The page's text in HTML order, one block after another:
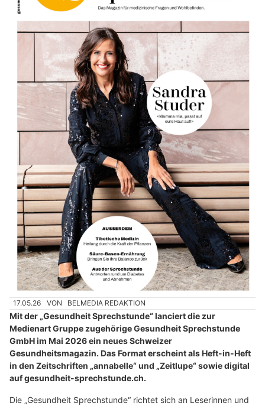
17.05.26 VON BELMEDIA REDAKTION
Mit der „Gesundheit Sprechstunde“ lanciert die zur
Medienart Gruppe zugehörige Gesundheit Sprechstunde
GmbH im Mai 2026 ein neues Schweizer
Gesundheitsmagazin. Das Format erscheint als Heft-in-Heft
in den Zeitschriften „annabelle“ und „Zeitlupe“ sowie digital
auf gesundheit-sprechstunde.ch.
Die „Gesundheit Sprechstunde“ richtet sich an Leserinnen und